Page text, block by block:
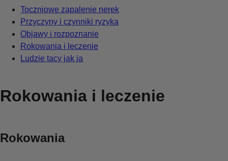
Toczniowe zapalenie nerek
Przyczyny i czynniki ryzyka
Objawy i rozpoznanie
Rokowania i leczenie
Ludzie tacy jak ja
Rokowania i leczenie
Rokowania